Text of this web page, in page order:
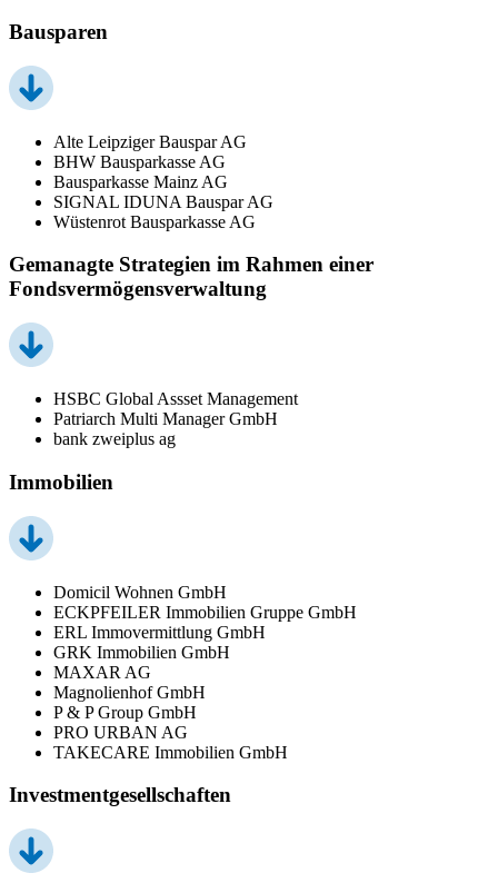
Bausparen
Alte Leipziger Bauspar AG
BHW Bausparkasse AG
Bausparkasse Mainz AG
SIGNAL IDUNA Bauspar AG
Wüstenrot Bausparkasse AG
Gemanagte Strategien im Rahmen einer
Fondsvermögensverwaltung
HSBC Global Assset Management
Patriarch Multi Manager GmbH
bank zweiplus ag
Immobilien
Domicil Wohnen GmbH
ECKPFEILER Immobilien Gruppe GmbH
ERL Immovermittlung GmbH
GRK Immobilien GmbH
MAXAR AG
Magnolienhof GmbH
P & P Group GmbH
PRO URBAN AG
TAKECARE Immobilien GmbH
Investmentgesellschaften